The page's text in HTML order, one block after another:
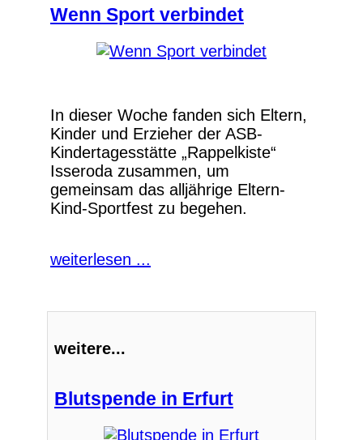
Wenn Sport verbindet
In dieser Woche fanden sich Eltern,
Kinder und Erzieher der ASB-
Kindertagesstätte „Rappelkiste“
Isseroda zusammen, um
gemeinsam das alljährige Eltern-
Kind-Sportfest zu begehen.
weiterlesen ...
weitere...
Blutspende in Erfurt